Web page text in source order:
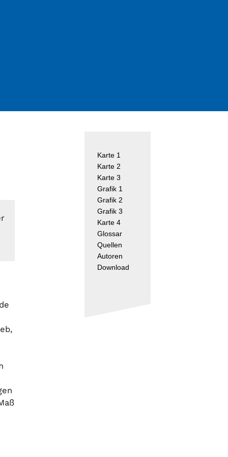
Karte 1
Karte 2
Karte 3
Grafik 1
Grafik 2
Grafik 3
Karte 4
Glossar
Quellen
Autoren
Download